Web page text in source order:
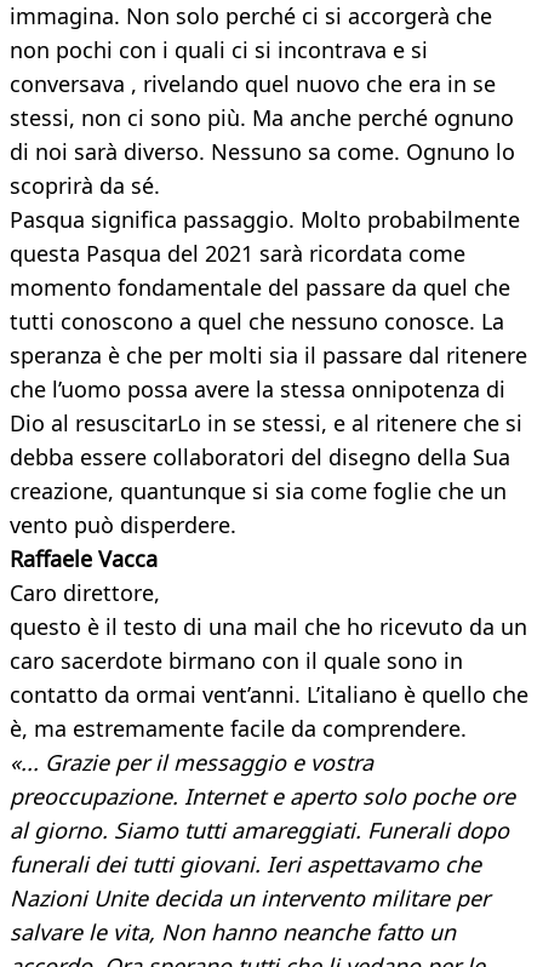
immagina. Non solo perché ci si accorgerà che
non pochi con i quali ci si incontrava e si
conversava , rivelando quel nuovo che era in se
stessi, non ci sono più. Ma anche perché ognuno
di noi sarà diverso. Nessuno sa come. Ognuno lo
scoprirà da sé.
Pasqua significa passaggio. Molto probabilmente
questa Pasqua del 2021 sarà ricordata come
momento fondamentale del passare da quel che
tutti conoscono a quel che nessuno conosce. La
speranza è che per molti sia il passare dal ritenere
che l’uomo possa avere la stessa onnipotenza di
Dio al resuscitarLo in se stessi, e al ritenere che si
debba essere collaboratori del disegno della Sua
creazione, quantunque si sia come foglie che un
vento può disperdere.
Raffaele Vacca​
Caro direttore,
questo è il testo di una mail che ho ricevuto da un
caro sacerdote birmano con il quale sono in
contatto da ormai vent’anni. L’italiano è quello che
è, ma estremamente facile da comprendere.
«... Grazie per il messaggio e vostra
preoccupazione. Internet e aperto solo poche ore
al giorno. Siamo tutti amareggiati. Funerali dopo
funerali dei tutti giovani. Ieri aspettavamo che
Nazioni Unite decida un intervento militare per
salvare le vita, Non hanno neanche fatto un